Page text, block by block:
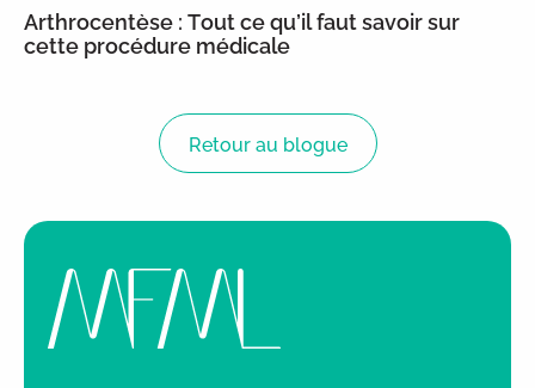
Arthrocentèse : Tout ce qu’il faut savoir sur
cette procédure médicale
Retour au blogue